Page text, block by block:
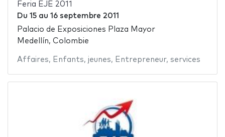
Feria EJE 2011
Du 15au 16 septembre 2011
Palacio de Exposiciones Plaza Mayor
Medellín, Colombie
Affaires, Enfants, jeunes, Entrepreneur, services